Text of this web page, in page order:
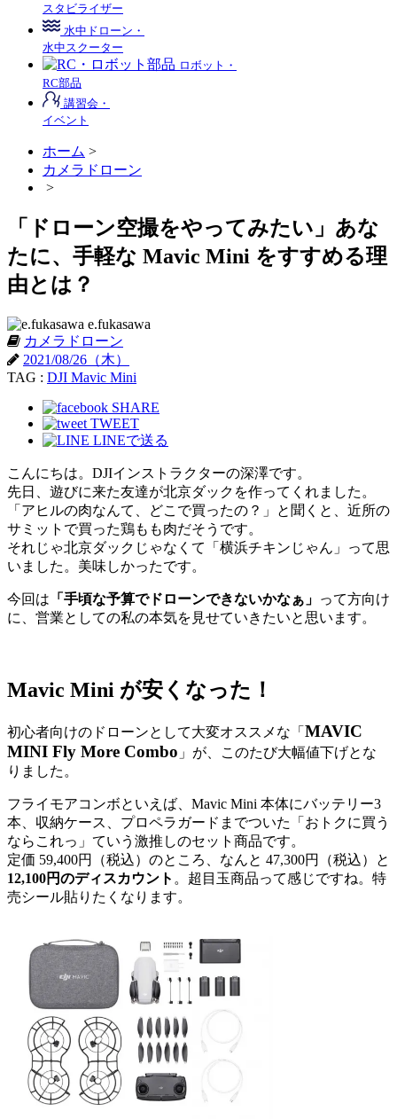
スタビライザー
水中ドローン・
水中スクーター
ロボット・
RC部品
講習会・
イベント
ホーム >
カメラドローン
>
「ドローン空撮をやってみたい」あな
たに、手軽な Mavic Mini をすすめる理
由とは？
e.fukasawa
カメラドローン
2021/08/26（木）
TAG : DJI Mavic Mini
SHARE
TWEET
LINEで送る
こんにちは。DJIインストラクターの深澤です。
先日、遊びに来た友達が北京ダックを作ってくれました。
「アヒルの肉なんて、どこで買ったの？」と聞くと、近所の
サミットで買った鶏もも肉だそうです。
それじゃ北京ダックじゃなくて「横浜チキンじゃん」って思
いました。美味しかったです。
今回は 「手頃な予算でドローンできないかなぁ」 って方向け
に、営業としての私の本気を見せていきたいと思います。
Mavic Mini が安くなった！
初心者向けのドローンとして大変オススメな「 MAVIC
MINI Fly More Combo 」が、このたび大幅値下げとな
りました。
フライモアコンボといえば、Mavic Mini 本体にバッテリー3
本、収納ケース、プロペラガードまでついた「おトクに買う
ならこれっ」ていう激推しのセット商品です。
定価 59,400円（税込）のところ、なんと 47,300円（税込）と
12,100円のディスカウント 。超目玉商品って感じですね。特
売シール貼りたくなります。